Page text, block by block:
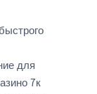
для
7к